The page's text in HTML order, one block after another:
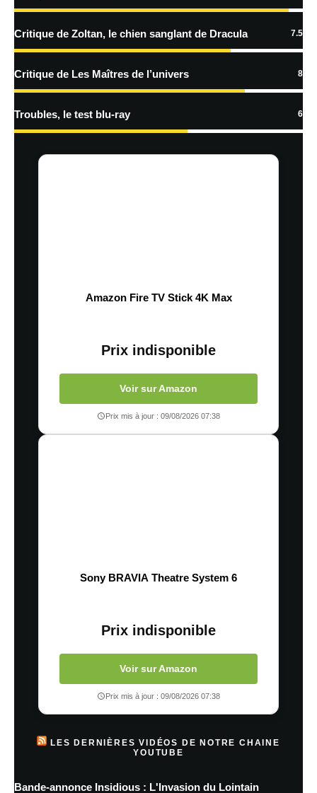
Critique de Zoltan, le chien sanglant de Dracula 7.5
Critique de Les Maîtres de l’univers 8
Troubles, le test blu-ray 6
Amazon Fire TV Stick 4K Max
Prix indisponible
Voir sur Amazon
Prix mis à jour : 09/08/2026 07:38
Sony BRAVIA Theatre System 6
Prix indisponible
Voir sur Amazon
Prix mis à jour : 09/08/2026 07:38
LES DERNIÈRES VIDÉOS DE NOTRE CHAINE
YOUTUBE
Bande-annonce Insidious : L'Invasion du Lointain